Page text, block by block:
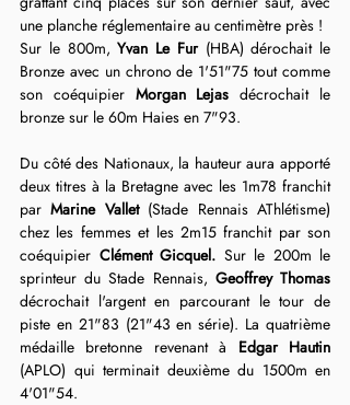
une planche réglementaire au centimètre près !
Sur le 800m, Yvan Le Fur (HBA) dérochait le
Bronze avec un chrono de 1'51"75 tout comme
son coéquipier Morgan Lejas décrochait le
bronze sur le 60m Haies en 7"93.
Du côté des Nationaux, la hauteur aura apporté
deux titres à la Bretagne avec les 1m78 franchit
par Marine Vallet (Stade Rennais AThlétisme)
chez les femmes et les 2m15 franchit par son
coéquipier Clément Gicquel. Sur le 200m le
sprinteur du Stade Rennais, Geoffrey Thomas
décrochait l'argent en parcourant le tour de
piste en 21"83 (21"43 en série). La quatrième
médaille bretonne revenant à Edgar Hautin
(APLO) qui terminait deuxième du 1500m en
4'01"54.